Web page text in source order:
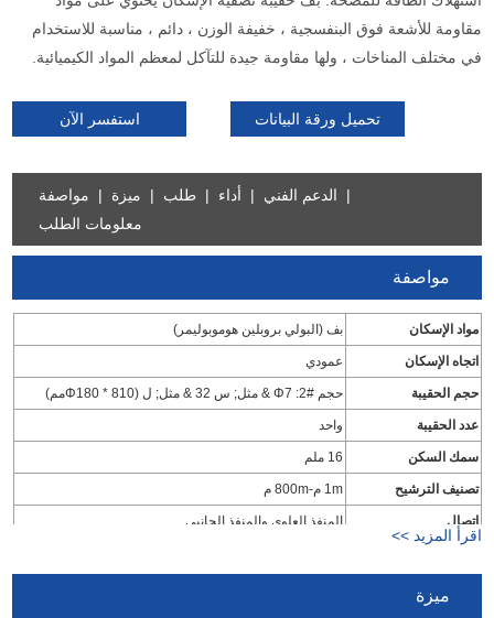
مقاومة للأشعة فوق البنفسجية ، خفيفة الوزن ، دائم ، مناسبة للاستخدام
في مختلف المناخات ، ولها مقاومة جيدة للتآكل لمعظم المواد الكيميائية.
استفسر الآن تحميل ورقة البيانات
مواصفة | ميزة | طلب | أداء | الدعم الفني
|
معلومات الطلب
مواصفة
مواد الإسكان بف (البولي بروبلين هوموبوليمر)
اتجاه الإسكان عمودي
حجم الحقيبة حجم #2: Φ7 & مثل; س 32 & مثل; ل (Φ180 * 810مم)
عدد الحقيبة واحد
سمك السكن 16 ملم
تصنيف الترشيح 1m م-800m م
اتصال المنفذ العلوي والمنفذ الجانبي
اقرأ المزيد >>
ميزة